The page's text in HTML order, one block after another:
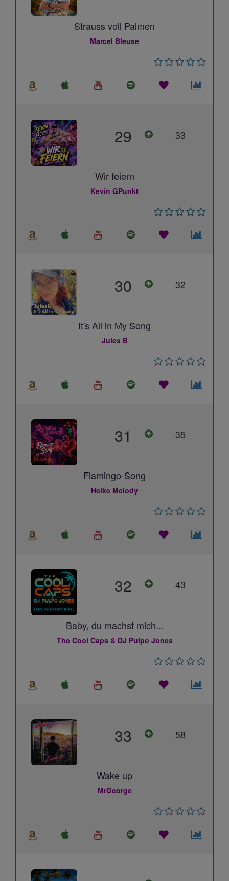
Strauss voll Palmen
Marcel Bleuse
29 33
Wir feiern
Kevin GPunkt
30 32
It's All in My Song
Jules B
31 35
Flamingo-Song
Heike Melody
32 43
Baby, du machst mich...
The Cool Caps & DJ Pulpo Jones
33 58
Wake up
MrGeorge